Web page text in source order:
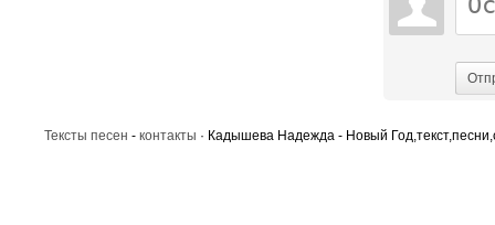
Тексты песен - контакты · Кадышева Надежда - Новый